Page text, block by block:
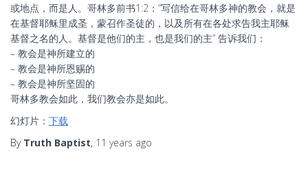
或地点，而是人。哥林多前书1:2：“写信给在哥林多神的教会，就是
在基督耶稣里成圣，蒙召作圣徒的，以及所有在各处求告我主耶稣
基督之名的人。基督是他们的主，也是我们的主” 告诉我们：
– 教会是神所建立的
– 教会是神所恩赐的
– 教会是神所坚固的
哥林多教会如此，我们教会亦是如此。
幻灯片： 下载
By Truth Baptist, 11 years ago